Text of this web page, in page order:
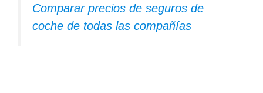
Comparar precios de seguros de
coche de todas las compañías